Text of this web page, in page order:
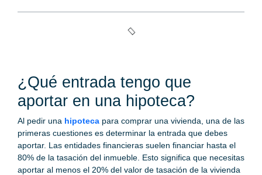
¿Qué entrada tengo que
aportar en una hipoteca?
Al pedir una hipoteca para comprar una vivienda, una de las
primeras cuestiones es determinar la entrada que debes
aportar. Las entidades financieras suelen financiar hasta el
80% de la tasación del inmueble. Esto significa que necesitas
aportar al menos el 20% del valor de tasación de la vivienda